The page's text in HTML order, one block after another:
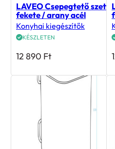
LAVEO Csepegtető szett,
fekete / arany acél
Konyhai kiegészítők
KÉSZLETEN
12 890 Ft